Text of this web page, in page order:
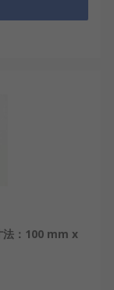
法：100 mm x